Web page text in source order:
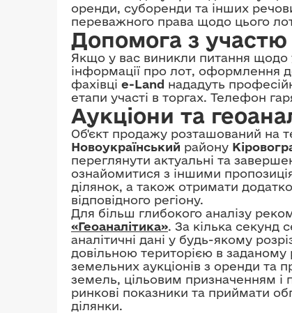
оренди, суборенди та інших
переважного права щодо цього
Допомога з участю
Якщо у вас виникли питання щодо
інформації про лот, оформлення
фахівці e-Land нададуть
етапи участі в торгах. Телефон
Аукціони та
Об'єкт продажу розташований на
Новоукраїнський району
переглянути актуальні та
ознайомитися з іншими
ділянок, а також отримати
відповідного регіону.
Для більш глибокого аналізу
«Геоаналітика». За кілька секунд
аналітичні дані у будь-якому
довільною територією в заданому
земельних аукціонів з оренди та
земель, цільовим призначенням і
ринкові показники та приймати
ділянки.